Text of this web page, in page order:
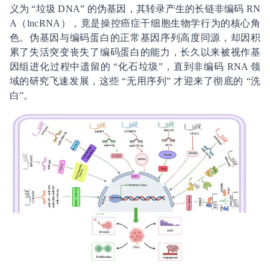
义为 “垃圾 DNA” 的伪基因，其转录产生的长链非编码 RN
A（lncRNA），竟是操控癌症干细胞生物学行为的核心角
色。伪基因与编码蛋白的正常基因序列高度同源，却因积
累了失活突变丧失了编码蛋白的能力，长久以来被视作基
因组进化过程中遗留的 “化石垃圾”，直到非编码 RNA 领
域的研究飞速发展，这些 “无用序列” 才迎来了彻底的 “洗
白”。